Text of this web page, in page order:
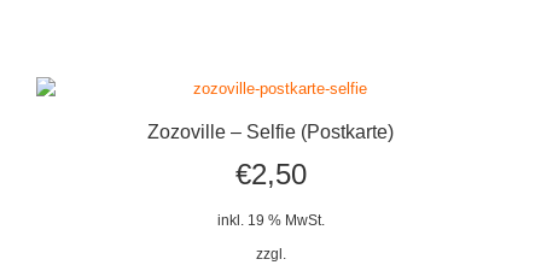
Zozoville – Selfie (Postkarte)
€2,50
inkl. 19 % MwSt.
zzgl.